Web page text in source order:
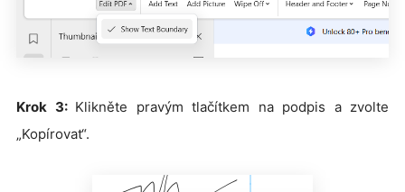
Krok 3: Klikněte pravým tlačítkem na podpis a zvolte
„Kopírovat“.